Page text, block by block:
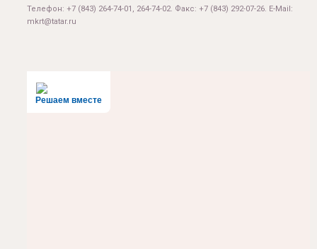
Телефон: +7 (843) 264-74-01, 264-74-02. Факс: +7 (843) 292-07-26. E-Mail:
mkrt@tatar.ru
Решаем вместе